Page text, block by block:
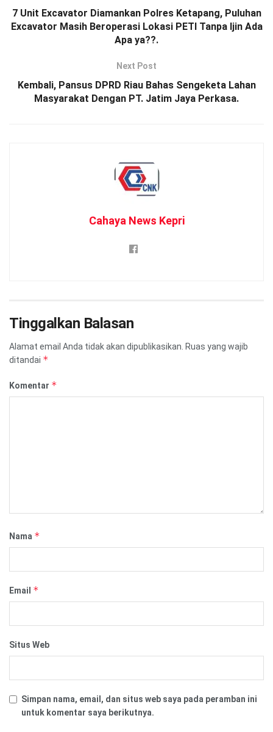
7 Unit Excavator Diamankan Polres Ketapang, Puluhan
Excavator Masih Beroperasi Lokasi PETI Tanpa Ijin Ada
Apa ya??.
Next Post
Kembali, Pansus DPRD Riau Bahas Sengeketa Lahan
Masyarakat Dengan PT. Jatim Jaya Perkasa.
Cahaya News Kepri
Tinggalkan Balasan
Alamat email Anda tidak akan dipublikasikan. Ruas yang wajib
ditandai *
Komentar *
Nama *
Email *
Situs Web
Simpan nama, email, dan situs web saya pada peramban ini
untuk komentar saya berikutnya.